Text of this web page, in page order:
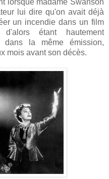
lui dire qu'on avait déjà
un incendie dans un film
étant hautement
la même émission,
mois avant son décès.